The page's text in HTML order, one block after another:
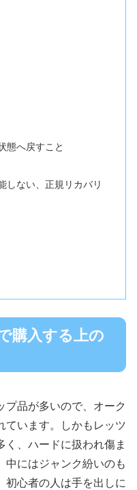
態へ戻すこと
しない、正規リカバリ
購入する上の
プ品が多いので、オーク
ています。しかもレッツ
く、ハードに扱われ傷ま
中にはジャンク紛いのも
初心者の人は手を出しに